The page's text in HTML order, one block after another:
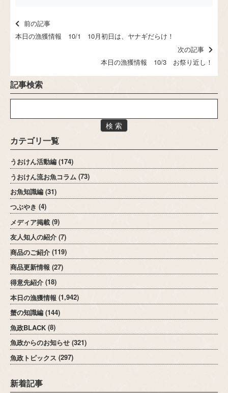
前の記事
本日の漁獲情報 10/1 10月初日は、ヤナギだらけ！
次の記事
本日の漁獲情報 10/3 お祭り近し！
記事検索
検 索
カテゴリ一覧
うおけん活動編 (174)
うおけん流お魚コラム (73)
お魚知識編 (31)
つぶやき (4)
メディア掲載 (9)
友人知人の紹介 (7)
商品のご紹介 (119)
商品更新情報 (27)
得意先紹介 (18)
本日の漁獲情報 (1,942)
蟹の知識編 (144)
魚政BLACK (8)
魚政からのお知らせ (321)
魚政トピックス (297)
新着記事